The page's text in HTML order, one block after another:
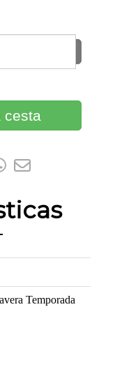
cesta
Temporada